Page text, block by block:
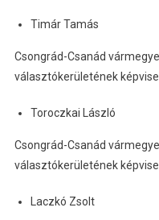
Timár Tamás
Csongrád-Csanád
választókerületének
Toroczkai László
Csongrád-Csanád
választókerületének
Laczkó Zsolt